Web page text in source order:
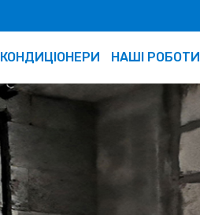
КОНДИЦІОНЕРИ НАШІ РОБОТИ